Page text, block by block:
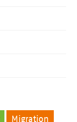
Migration